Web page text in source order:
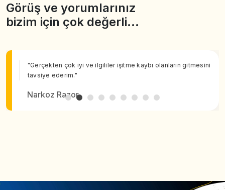
Görüş ve yorumlarınız
bizim için çok değerli…
"Gerçekten çok iyi ve ilgililer işitme kaybı olanların gitmesini
tavsiye ederim."
Narkoz Razor